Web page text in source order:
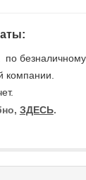
безналичному
ЗДЕСЬ.